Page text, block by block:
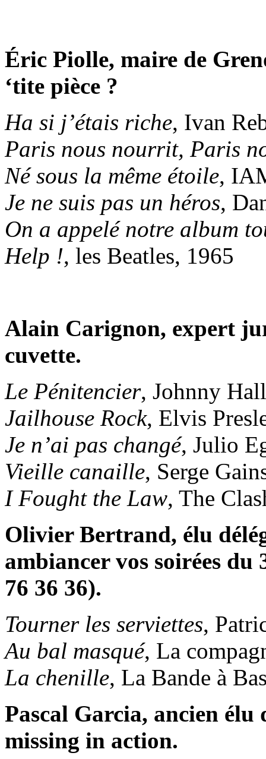
Éric Piolle, maire de
‘tite pièce ?
Ha si j’étais riche, Ivan
Paris nous nourrit, Paris
Né sous la même étoile,
Je ne suis pas un héros,
On a appelé notre album
Help !, les Beatles, 1965
Alain Carignon, expert
cuvette.
Le Pénitencier, Johnny
Jailhouse Rock, Elvis
Je n’ai pas changé, Julio
Vieille canaille, Serge
I Fought the Law, The
Olivier Bertrand, élu
ambiancer vos soirées du
76 36 36).
Tourner les serviettes,
Au bal masqué, La
La chenille, La Bande à
Pascal Garcia, ancien
missing in action.